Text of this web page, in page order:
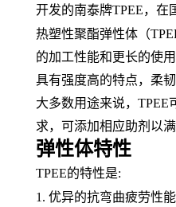
开发的南泰牌TPEE，在
热塑性聚酯弹性体（
的加工性能和更长的使
具有强度高的特点， 柔
大多数用途来说， TPEE
求，可添加相应助剂以满
弹性体特性
TPEE的特性是:
1. 优异的抗弯曲疲劳性能